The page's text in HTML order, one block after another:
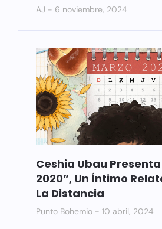
AJ 6 noviembre, 2024
Ceshia Ubau
2020”, Un Íntimo
La Distancia
Punto Bohemio 10 abril, 2024